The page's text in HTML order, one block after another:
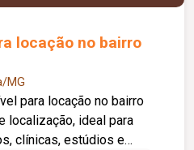
locação no bairro
MG
para locação no bairro
localização, ideal para
clínicas, estúdios e